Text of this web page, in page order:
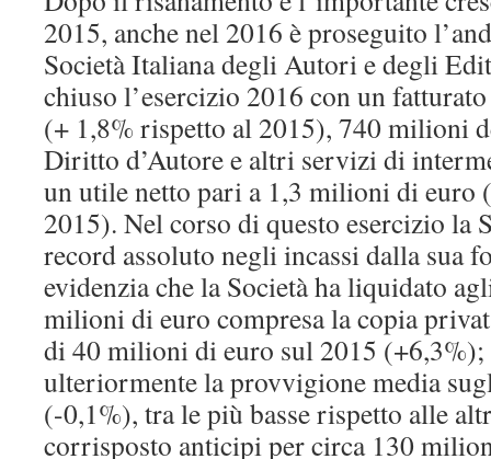
2015, anche nel 2016 è proseguito
Società Italiana degli Autori e degli
chiuso l’esercizio 2016 con un
(+ 1,8% rispetto al 2015), 740 milioni
Diritto d’Autore e altri servizi di
un utile netto pari a 1,3 milioni di euro
2015). Nel corso di questo esercizio la
record assoluto negli incassi dalla sua
evidenzia che la Società ha liquidato
milioni di euro compresa la copia
di 40 milioni di euro sul 2015
ulteriormente la provvigione media
(-0,1%), tra le più basse rispetto alle
corrisposto anticipi per circa 130